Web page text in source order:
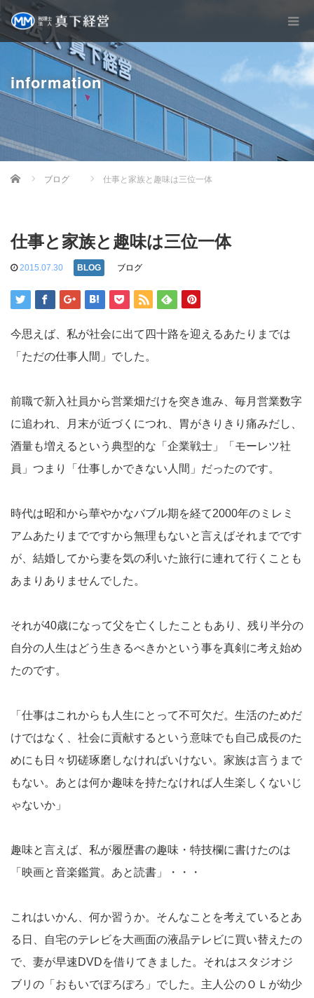
information
Home ブログ 仕事と家族と趣味は三位一体
仕事と家族と趣味は三位一体
2015.07.30 ブログ
今思えば、私が社会に出て四十路を迎えるあたりまでは
「ただの仕事人間」でした。
前職で新入社員から営業畑だけを突き進み、毎月営業数字
に追われ、月末が近づくにつれ、胃がきりきり痛みだし、
酒量も増えるという典型的な「企業戦士」「モーレツ社
員」つまり「仕事しかできない人間」だったのです。
時代は昭和から華やかなバブル期を経て2000年のミレミ
アムあたりまでですから無理もないと言えばそれまでです
が、結婚してから妻を気の利いた旅行に連れて行くことも
あまりありませんでした。
それが40歳になって父を亡くしたこともあり、残り半分の
自分の人生はどう生きるべきかという事を真剣に考え始め
たのです。
「仕事はこれからも人生にとって不可欠だ。生活のためだ
けではなく、社会に貢献するという意味でも自己成長のた
めにも日々切磋琢磨しなければいけない。家族は言うまで
もない。あとは何か趣味を持たなければ人生楽しくないじ
ゃないか」
趣味と言えば、私が履歴書の趣味・特技欄に書けたのは
「映画と音楽鑑賞。あと読書」・・・
これはいかん、何か習うか。そんなことを考えているとあ
る日、自宅のテレビを大画面の液晶テレビに買い替えたの
で、妻が早速DVDを借りてきました。それはスタジオジ
ブリの「おもいでぽろぽろ」でした。主人公のＯＬが幼少